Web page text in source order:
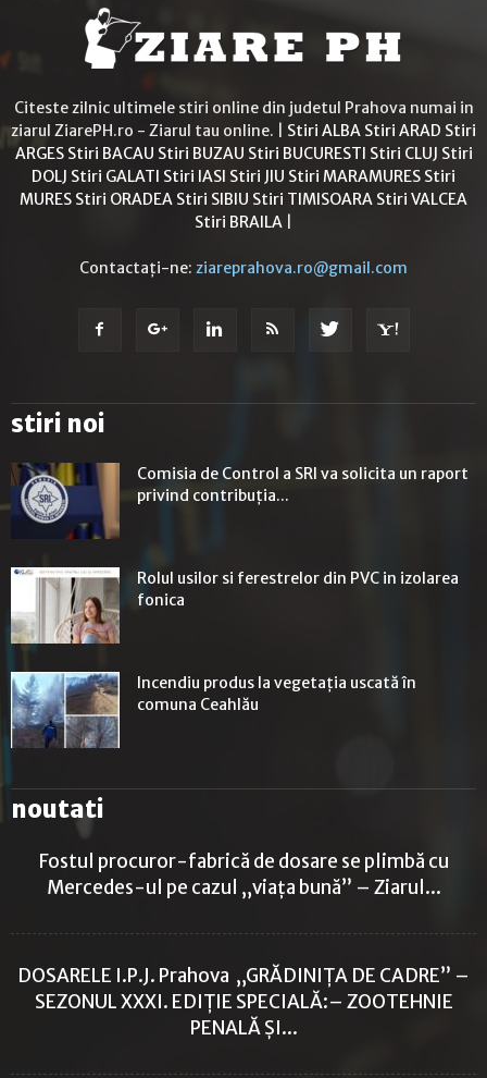
Citeste zilnic ultimele stiri online din judetul Prahova numai in
ziarul ZiarePH.ro - Ziarul tau online. | Stiri ALBA Stiri ARAD Stiri
ARGES Stiri BACAU Stiri BUZAU Stiri BUCURESTI Stiri CLUJ Stiri
DOLJ Stiri GALATI Stiri IASI Stiri JIU Stiri MARAMURES Stiri
MURES Stiri ORADEA Stiri SIBIU Stiri TIMISOARA Stiri VALCEA
Stiri BRAILA
Contactați-ne: ziareprahova.ro@gmail.com
stiri noi
Comisia de Control a SRI va solicita un raport
privind contribuţia...
Rolul usilor si ferestrelor din PVC in izolarea
fonica
Incendiu produs la vegetația uscată în
comuna Ceahlău
noutati
Fostul procuror-fabrică de dosare se plimbă cu
Mercedes-ul pe cazul „viața bună” – Ziarul...
DOSARELE I.P.J. Prahova „GRĂDINIȚA DE CADRE” –
SEZONUL XXXI. EDIȚIE SPECIALĂ:– ZOOTEHNIE
PENALĂ ȘI...